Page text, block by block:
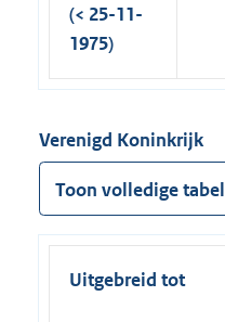
(< 25-11-
1975)
Verenigd Koninkrijk
Toon volledige tabel
Uitgebreid tot